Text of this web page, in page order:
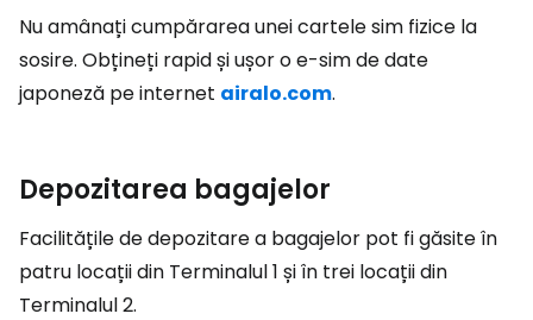
Nu amânați cumpărarea unei cartele sim fizice la
sosire. Obțineți rapid și ușor o e-sim de date
japoneză pe internet airalo.com.
Depozitarea bagajelor
Facilitățile de depozitare a bagajelor pot fi găsite în
patru locații din Terminalul 1 și în trei locații din
Terminalul 2.